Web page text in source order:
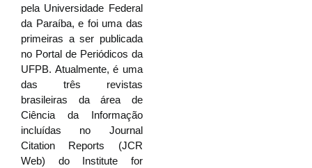
pela Universidade Federal
da Paraíba, e foi uma das
primeiras a ser publicada
no Portal de Periódicos da
UFPB. Atualmente, é uma
das três revistas
brasileiras da área de
Ciência da Informação
incluídas no Journal
Citation Reports (JCR
Web) do Institute for